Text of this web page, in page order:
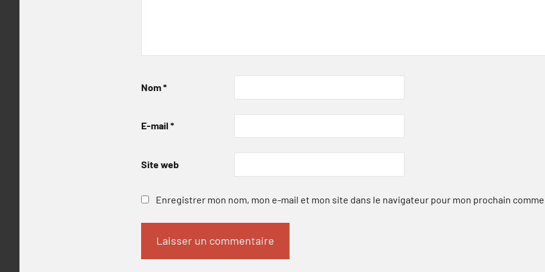
Nom*
E-mail *
Site web
Enregistrer mon nom, mon e-mail et mon site dans le navigateur pour mon prochain